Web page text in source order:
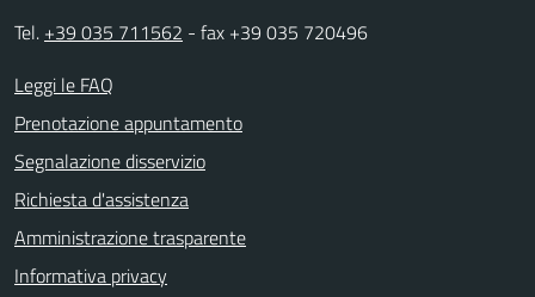
Tel. +39 035 711562 - fax +39 035 720496
Leggi le FAQ
Prenotazione appuntamento
Segnalazione disservizio
Richiesta d'assistenza
Amministrazione trasparente
Informativa privacy